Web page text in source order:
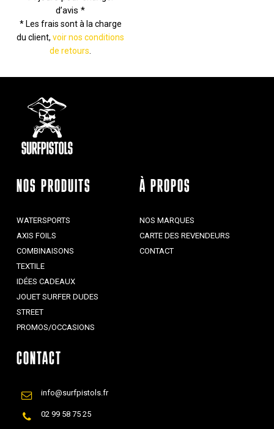
d’avis *
* Les frais sont à la charge
du client,voir nos conditions
de retours
NOS PRODUITS
WATERSPORTS
AXIS FOILS
COMBINAISONS
TEXTILE
IDÉES CADEAUX
JOUET SURFER DUDES
STREET
PROMOS/OCCASIONS
À PROPOS
NOS MARQUES
CARTE DES REVENDEURS
CONTACT
CONTACT
info@surfpistols.fr
02 99 58 75 25